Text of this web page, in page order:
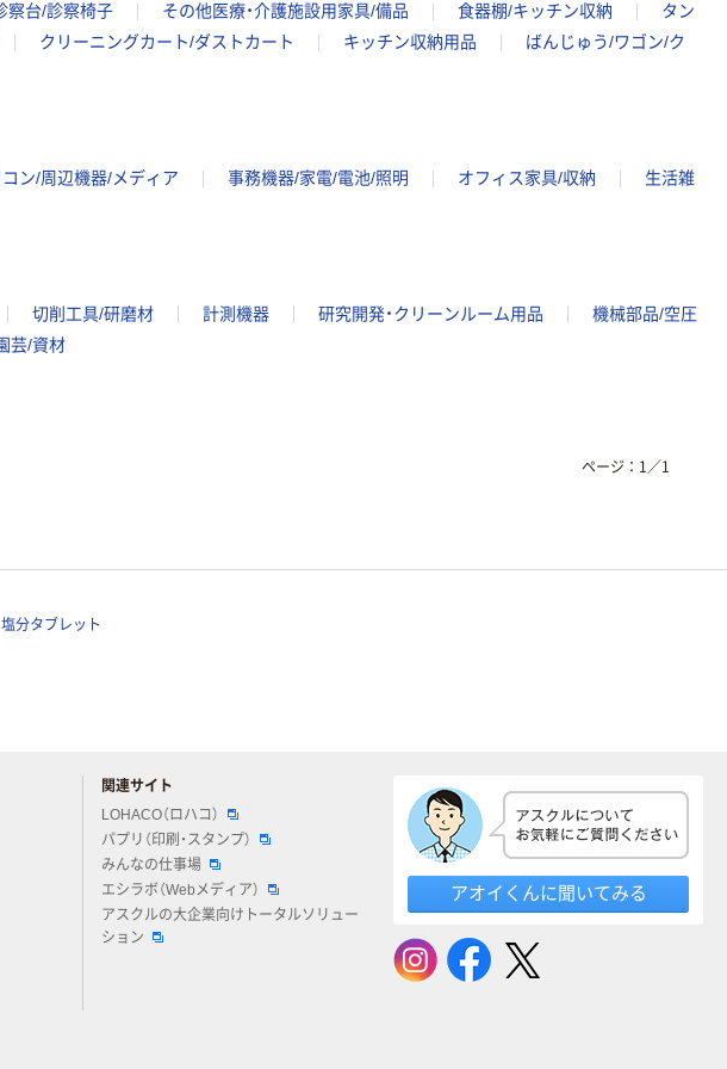
察台/診察椅子 その他医療・介護施設用家具/備品 食器棚/キッチン収納
タン
クリーニングカート/ダストカート キッチン収納用品
ばんじゅう/ワゴン/ク
ン/周辺機器/メディア 事務機器/家電/電池/照明 オフィス家具/収納
生活雑
切削工具/研磨材 計測機器 研究開発・クリーンルーム用品
機械部品/空圧
芸/資材
ページ： 1 ／1
塩分タブレット
関連サイト
LOHACO（ロハコ）
パプリ（印刷・スタンプ）
みんなの仕事場
エシラボ（Webメディア）
アスクルの大企業向けトータルソリュー
ション
アオイくんに聞いてみる